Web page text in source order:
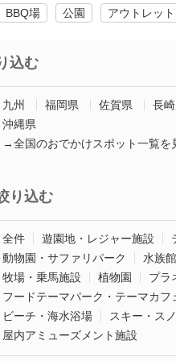
BBQ場 公園 アウトレッ
込む
九州 福岡県 佐賀県 長
沖縄県
→全国のおでかけスポット一覧を
り込む
全件 遊園地・レジャー施設
動物園・サファリパーク
水族
牧場・乗馬施設
植物園 プラ
フードテーマパーク・テーマカフ
ビーチ・海水浴場
スキー・ス
屋内アミューズメント施設